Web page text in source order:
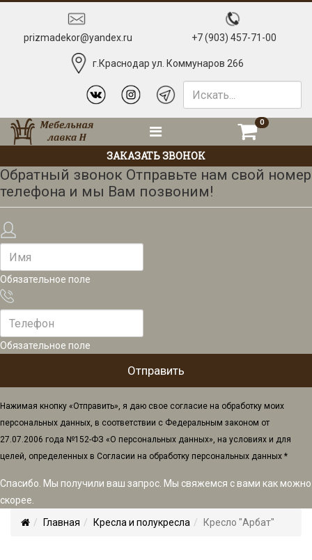
prizmadekor@yandex.ru +7 (903) 457-71-00
г.Краснодар ул. Коммунаров 266
ЗАКАЗАТЬ ЗВОНОК
Обратный звонок Отправьте нам свой номер
телефона и мы Вам позвоним!
Обязательное поле
Обязательное поле
Нажимая кнопку «Отправить», я даю свое согласие на обработку моих
персональных данных, в соответствии с Федеральным законом от
27.07.2006 года №152-ФЗ «О персональных данных», на условиях и для
целей, определенных в Согласии на обработку персональных данных *
Спасибо. Мы получили ваш запрос. Мы свяжемся с вами как можно
скорее.
0
Главная Кресла и полукресла Кресло "Арбат"